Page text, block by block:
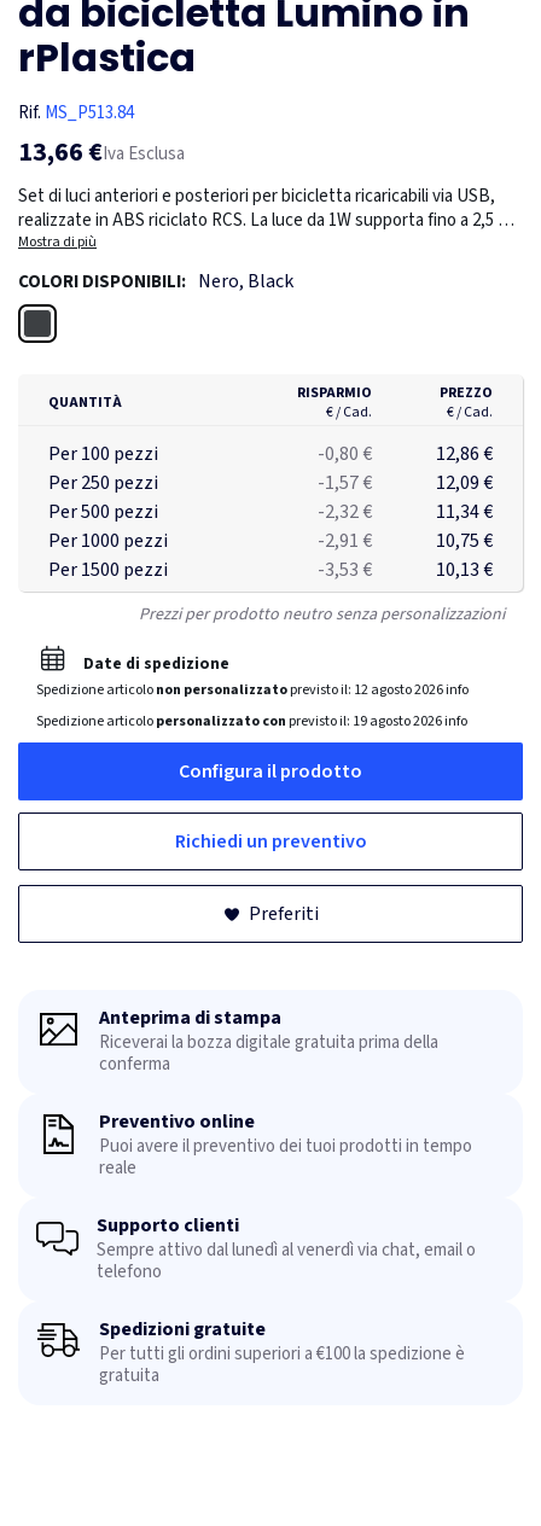
da bicicletta Lumino in
rPlastica
Rif. MS_P513.84
13,66 €Iva Esclusa
Set di luci anteriori e posteriori per bicicletta ricaricabili via USB,
realizzate in ABS riciclato RCS. La luce da 1W supporta fino a 2,5 ore
di utilizzo con una singola carica. Una volta esaurita, può essere
facilmente ricaricata tramite input di type C in 1 ora. Batteria da 400
mAh. La luce della bicicletta ha 5 modalità di illuminazione (forte,
media, lampeggiante lenta, lampeggiante veloce e pulsante) con 60
lumen di luce per una visibilità ottimale. Confezionata in scatola
peso totale dell'articolo. La certificazione RCS garantisce una filiera
completamente certificata dei materiali riciclati. Senza PVC. Incluso
Mostra di più
COLORI DISPONIBILI: Nero, Black
QUANTITÀ
RISPARMIO
€ / Cad.
PREZZO
€ / Cad.
Per 100 pezzi -0,80 €
12,86 €
Per 250 pezzi
-1,57 €
12,09 €
Per 500 pezzi
-2,32 €
11,34 €
Per 1000 pezzi
-2,91 €
10,75 €
Per 1500 pezzi
-3,53 € 10,13 €
Prezzi per prodotto neutro senza personalizzazioni
Date di spedizione
Spedizione articolonon personalizzatoprevisto il: 12 agosto 2026info
Spedizione articolopersonalizzato con previsto il: 19 agosto 2026info
Configura il prodotto
Richiedi un preventivo
Preferiti
Anteprima di stampa
Riceverai la bozza digitale gratuita prima della
conferma
Preventivo online
Puoi avere il preventivo dei tuoi prodotti in tempo
reale
Supporto clienti
Sempre attivo dal lunedì al venerdì via chat, email o
telefono
Spedizioni gratuite
Per tutti gli ordini superiori a €100 la spedizione è
gratuita